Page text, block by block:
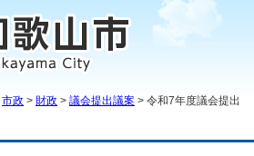
市政 > 財政 > 議会提出議案 > 令和7年度議会提出